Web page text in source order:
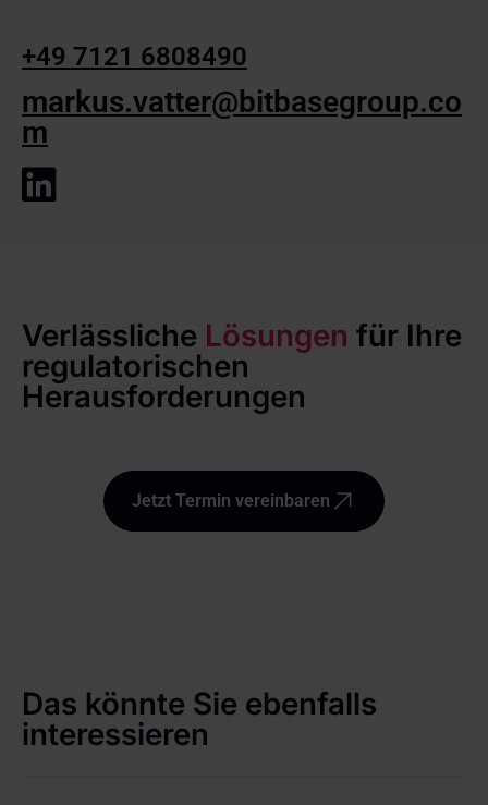
+49 7121 6808490
markus.vatter@bitbasegroup.co
m
Verlässliche Lösungen für Ihre
regulatorischen
Herausforderungen
Jetzt Termin vereinbaren
Das könnte Sie ebenfalls
interessieren